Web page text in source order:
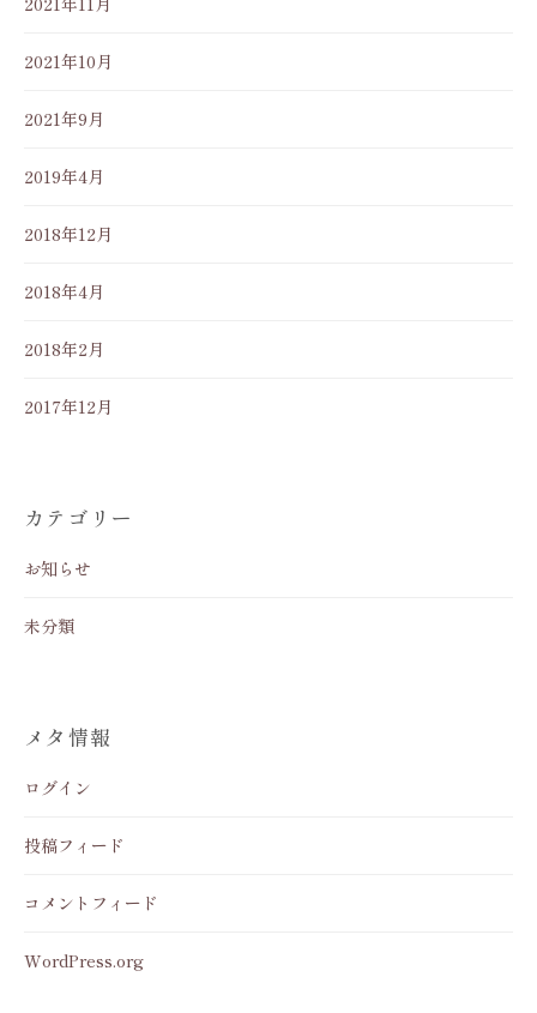
2021年10月
2021年9月
2019年4月
2018年12月
2018年4月
2018年2月
2017年12月
カテゴリー
お知らせ
未分類
メタ情報
ログイン
投稿フィード
コメントフィード
WordPress.org